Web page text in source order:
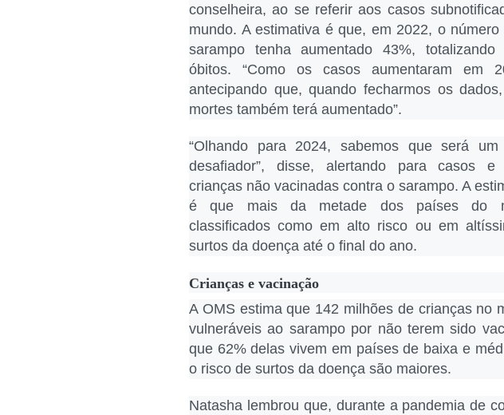
conselheira, ao se referir aos casos
mundo. A estimativa é que, em 2022, o
sarampo tenha aumentado 43%,
óbitos. “Como os casos aumentaram em
antecipando que, quando fecharmos os
mortes também terá aumentado”.
“Olhando para 2024, sabemos que será
desafiador”, disse, alertando para casos e
crianças não vacinadas contra o sarampo. A
é que mais da metade dos países do
classificados como em alto risco ou em
surtos da doença até o final do ano.
Crianças e vacinação
A OMS estima que 142 milhões de crianças no
vulneráveis ao sarampo por não terem sido
que 62% delas vivem em países de baixa e
o risco de surtos da doença são maiores.
Natasha lembrou que, durante a pandemia de